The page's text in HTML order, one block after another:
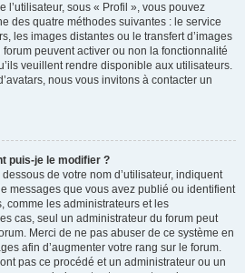
l’utilisateur, sous « Profil », vous pouvez
des quatre méthodes suivantes : le service
les images distantes ou le transfert d’images
peuvent activer ou non la fonctionnalité
veuillent rendre disponible aux utilisateurs.
nous vous invitons à contacter un
puis-je le modifier ?
de votre nom d’utilisateur, indiquent
messages que vous avez publié ou identifient
comme les administrateurs et les
cas, seul un administrateur du forum peut
Merci de ne pas abuser de ce système en
afin d’augmenter votre rang sur le forum.
pas ce procédé et un administrateur ou un